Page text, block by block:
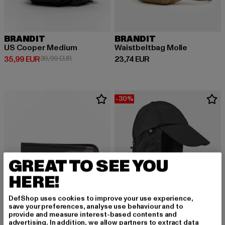
BRANDIT
US Cooper Medium
35,99 EUR
Derzeitiger Preis: 35,99 EUR
39,99 EURAktionspreis: 39,99 EUR
BRANDIT
Waistbeltbag Molle
23,74 EUR
Derzeitiger Preis: 23,74 EUR
-30%
GREAT TO SEE YOU
HERE!
DefShop uses cookies to improve your use experience,
save your preferences, analyse use behaviour and to
provide and measure interest-based contents and
advertising. In addition, we allow partners to extract data